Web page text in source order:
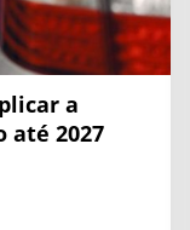
a
até 2027